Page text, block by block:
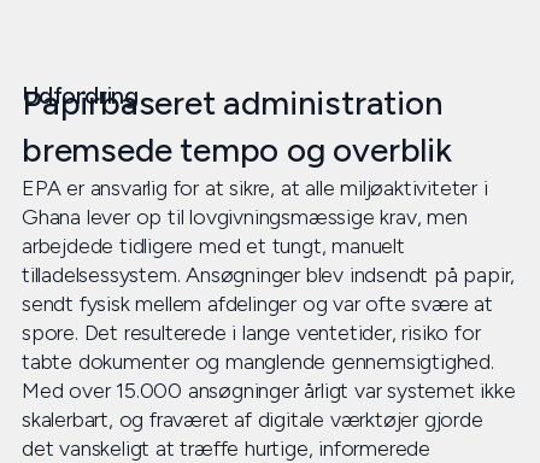
Udfordring
Papirbaseret administration
bremsede tempo og overblik
EPA er ansvarlig for at sikre, at alle miljøaktiviteter i
Ghana lever op til lovgivningsmæssige krav, men
arbejdede tidligere med et tungt, manuelt
tilladelsessystem. Ansøgninger blev indsendt på papir,
sendt fysisk mellem afdelinger og var ofte svære at
spore. Det resulterede i lange ventetider, risiko for
tabte dokumenter og manglende gennemsigtighed.
Med over 15.000 ansøgninger årligt var systemet ikke
skalerbart, og fraværet af digitale værktøjer gjorde
det vanskeligt at træffe hurtige, informerede